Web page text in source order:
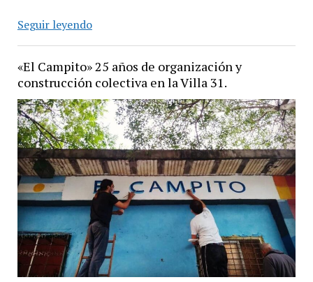
Seguir leyendo«Para
la
misma
satisfacción
y
felicidad
sacar
un
campeón
el
ring
y
un
«El Campito» 25 años de organización y
construcción colectiva en la Villa 31.